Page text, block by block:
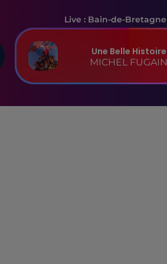
Live : Bain-de-Bretagne
Une Belle Histoire
MICHEL FUGAIN